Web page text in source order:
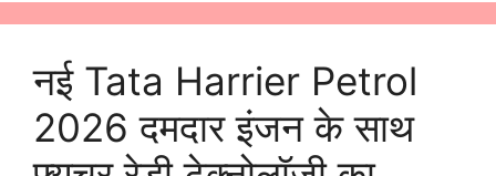
नई Tata Harrier Petrol
2026 दमदार इंजन के साथ